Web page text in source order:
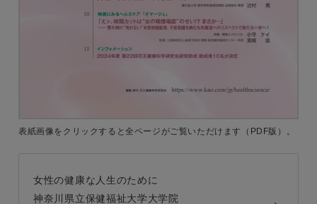
表紙画像をクリックすると全ページがご覧いただけます （PDF版）。
女性の健康な人生のために
神奈川県立保健福祉大学大学院